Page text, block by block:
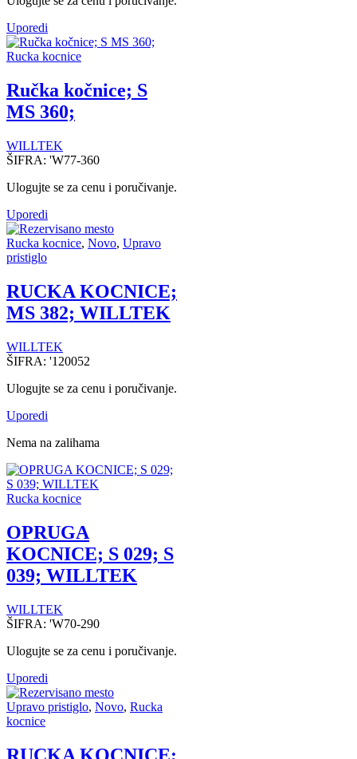
Uporedi
Rucka kocnice
Ručka kočnice; S
MS 360;
WILLTEK
ŠIFRA: 'W77-360
Ulogujte se za cenu i poručivanje.
Uporedi
Rucka kocnice, Novo, Upravo
pristiglo
RUCKA KOCNICE;
MS 382; WILLTEK
WILLTEK
ŠIFRA: '120052
Ulogujte se za cenu i poručivanje.
Uporedi
Nema na zalihama
Rucka kocnice
OPRUGA
KOCNICE; S 029; S
039; WILLTEK
WILLTEK
ŠIFRA: 'W70-290
Ulogujte se za cenu i poručivanje.
Uporedi
Upravo pristiglo, Novo, Rucka
kocnice
RUCKA KOCNICE;